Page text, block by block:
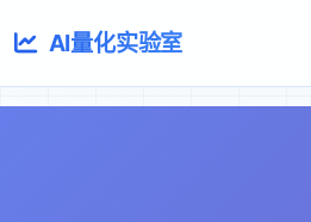
AI量化实验室